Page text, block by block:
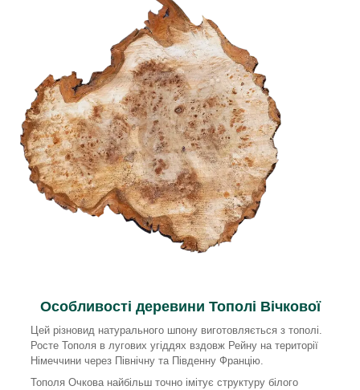
Особливості деревини Тополі Вічкової
Цей різновид натурального шпону виготовляється з тополі.
Росте Тополя в лугових угіддях вздовж Рейну на території
Німеччини через Північну та Південну Францію.
Тополя Очкова найбільш точно імітує структуру білого